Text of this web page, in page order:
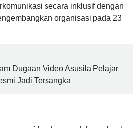
secara inklusif dengan
organisasi pada 23
Dugaan Video Asusila Pelajar
Jadi Tersangka